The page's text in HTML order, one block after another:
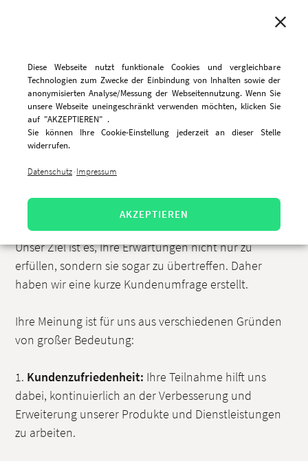
Diese Webseite nutzt funktionale Cookies und vergleichbare
Technologien zum Zwecke der Einbindung von Inhalten sowie der
anonymisierten Analyse/Messung der Webseitennutzung. Wenn Sie
unsere Webseite uneingeschränkt verwenden möchten, klicken Sie
auf "AKZEPTIEREN" .
Sie können Ihre Cookie-Einstellung jederzeit an dieser Stelle
widerrufen.
Datenschutz· Impressum
AKZEPTIEREN
Gemeinsam die Zukunft
gestalten: Ihre Meinung zählt!
Liebe CareSocial-Nutzer,
Unser Ziel ist es, Ihre Erwartungen nicht nur zu
erfüllen, sondern sie sogar zu übertreffen. Daher
haben wir eine kurze Kundenumfrage erstellt.
Ihre Meinung ist für uns aus verschiedenen Gründen
von großer Bedeutung:
1. Kundenzufriedenheit:
dabei, kontinuierlich an der Verbesserung und
Erweiterung unserer Produkte und Dienstleistungen
zu arbeiten.